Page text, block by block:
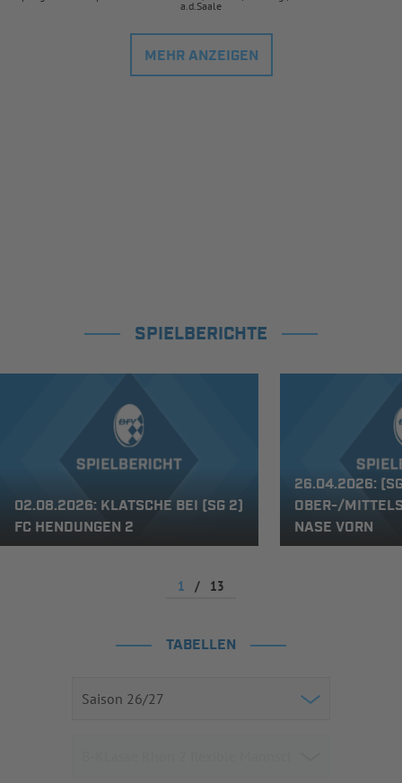
a.d.Saale
MEHR ANZEIGEN
SPIELBERICHTE
02.08.2026: KLATSCHE BEI (SG 2)
FC HENDUNGEN 2
26.04.2026:
OBER-/
NASE VORN
1 / 13
TABELLEN